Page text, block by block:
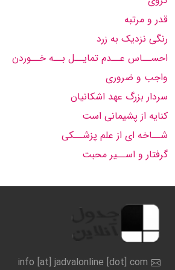
قدر و مرتبه
رنگی نزدیک به زرد
احســاس عــدم تمایــل بــه خــوردن
واجب و ضروری
سردار بزرگ عهد اشکانیان
کنایه از پشیمانی است
شــاخه ای از علم پزشــکی
گرفتار و اســیر محبت
info [at] jadvalonline [dot] com